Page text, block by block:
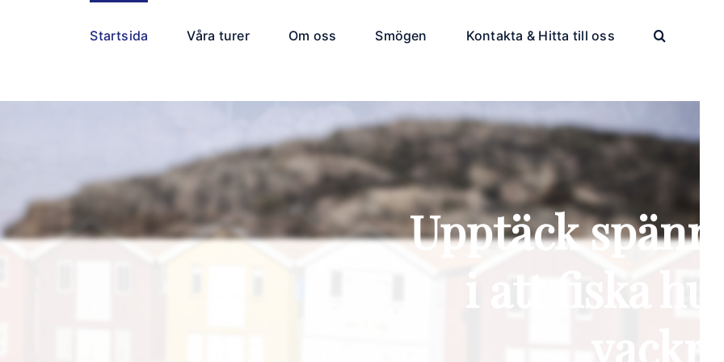
Startsida Våra turer Om oss Smögen Kontakta & Hitta till oss
och äventyret